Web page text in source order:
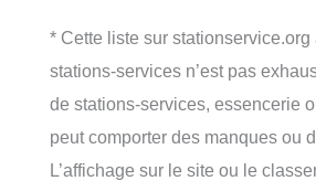
* Cette liste sur stationservice.org
stations-services n’est pas
de stations-services, essencerie
peut comporter des manques ou
L’affichage sur le site ou le